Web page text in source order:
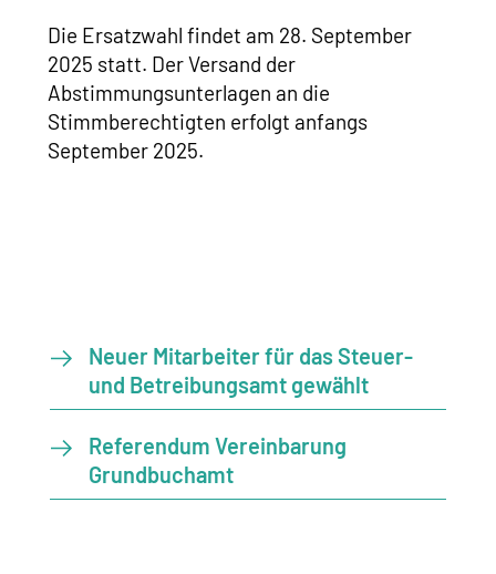
Die Ersatzwahl findet am 28. September
2025 statt. Der Versand der
Abstimmungsunterlagen an die
Stimmberechtigten erfolgt anfangs
September 2025.
Neuer Mitarbeiter für das Steuer-
und Betreibungsamt gewählt
Referendum Vereinbarung
Grundbuchamt